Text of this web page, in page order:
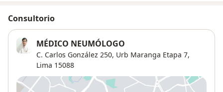
Consultorio
MÉDICO NEUMÓLOGO
C. Carlos González 250, Urb Maranga Etapa 7,
Lima 15088